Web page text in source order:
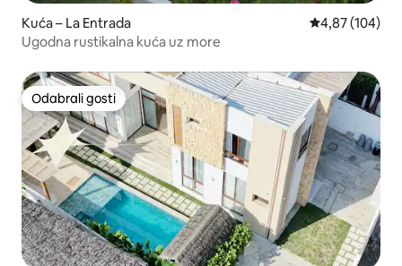
Kuća – La Entrada Prosječna
4,87 (104)
Ugodna rustikalna kuća uz more
Odabrali gosti
Odabrali gosti